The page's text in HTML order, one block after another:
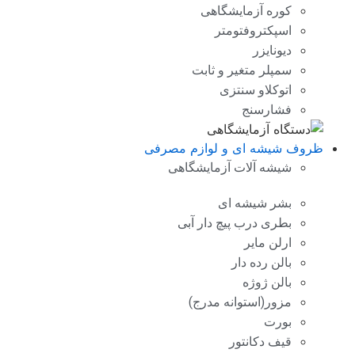
کوره آزمایشگاهی
اسپکتروفتومتر
دیونایزر
سمپلر متغیر و ثابت
اتوکلاو سنتزی
فشارسنج
ظروف شیشه ای و لوازم مصرفی
شیشه آلات آزمایشگاهی
بشر شیشه ای
بطری درب پیچ دار آبی
ارلن مایر
بالن رده دار
بالن ژوژه
مزور(استوانه مدرج)
بورت
قیف دکانتور